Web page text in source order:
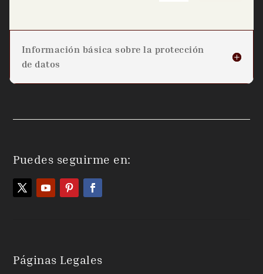
Información básica sobre la protección
de datos
Puedes seguirme en:
Páginas Legales